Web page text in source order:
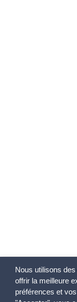
Nous utilisons
offrir la meilleure
préférences et